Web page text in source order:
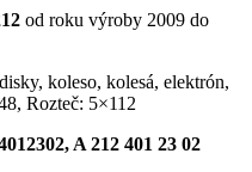
od roku výroby 2009 do
koleso, kolesá, elektrón,
Rozteč: 5×112
A 212 401 23 02